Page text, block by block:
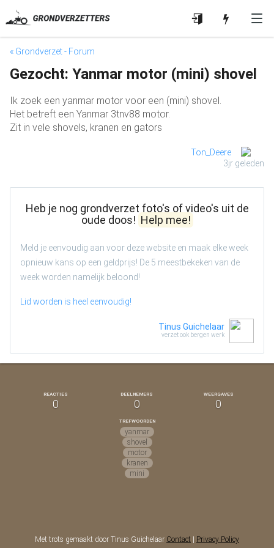
« Grondverzet - Forum
Gezocht: Yanmar motor (mini) shovel
Ik zoek een yanmar motor voor een (mini) shovel.
Het betreft een Yanmar 3tnv88 motor.
Zit in vele shovels, kranen en gators
Ton_Deere
3jr geleden
Heb je nog grondverzet foto's of video's uit de
oude doos! Help mee!
Meld je eenvoudig aan voor deze website en maak elke week
opnieuw kans op een geldprijs! De 5 meestbekeken van de
week worden namelijk beloond!
Lid worden is heel eenvoudig!
Tinus Guichelaar
verzet ook bergen werk
REACTIES
0
DEELNEMERS
0
WEERGAVES
0
TREFWOORDEN
yanmar
shovel
motor
kranen
mini
Met trots gemaakt door Tinus Guichelaar Contact Privacy Policy